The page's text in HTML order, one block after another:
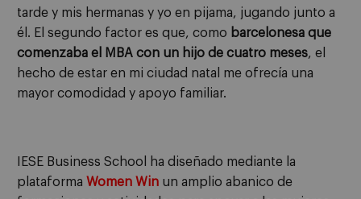
tarde y mis hermanas y yo en pijama, jugando junto a
él. El segundo factor es que, como barcelonesa que
comenzaba el MBA con un hijo de cuatro meses, el
hecho de estar en mi ciudad natal me ofrecía una
mayor comodidad y apoyo familiar.
IESE Business School ha diseñado mediante la
plataforma Women Win un amplio abanico de